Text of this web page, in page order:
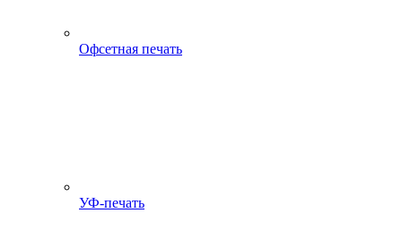
Офсетная печать
УФ-печать